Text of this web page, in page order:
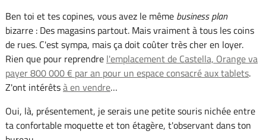
Ben toi et tes copines, vous avez le même business plan
bizarre : Des magasins partout. Mais vraiment à tous les coins
de rues. C'est sympa, mais ça doit coûter très cher en loyer.
Rien que pour reprendre l'emplacement de Castella, Orange va
payer 800 000 € par an pour un espace consacré aux tablets.
Z'ont intérêtsà en vendre…
Oui, là, présentement, je serais une petite souris nichée entre
ta confortable moquette et ton étagère, t'observant dans ton